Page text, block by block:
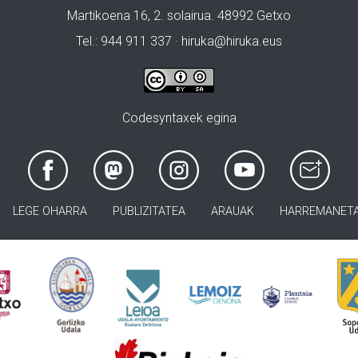
Martikoena 16, 2. solairua. 48992 Getxo
Tel.: 944 911 337 · hiruka@hiruka.eus
Codesyntaxek egina
LEGE OHARRA PUBLIZITATEA ARAUAK